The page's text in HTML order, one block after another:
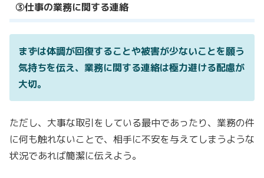
③仕事の業務に関する連絡
まずは体調が回復することや被害が少ないことを願う
気持ちを伝え、 業務に関する連絡は極力避ける配慮が
大切。
ただし、大事な取引をしている最中であったり、 業務の件
に何も触れないことで、相手に不安を与えてしまうような
状況であれば簡潔に伝えよう。